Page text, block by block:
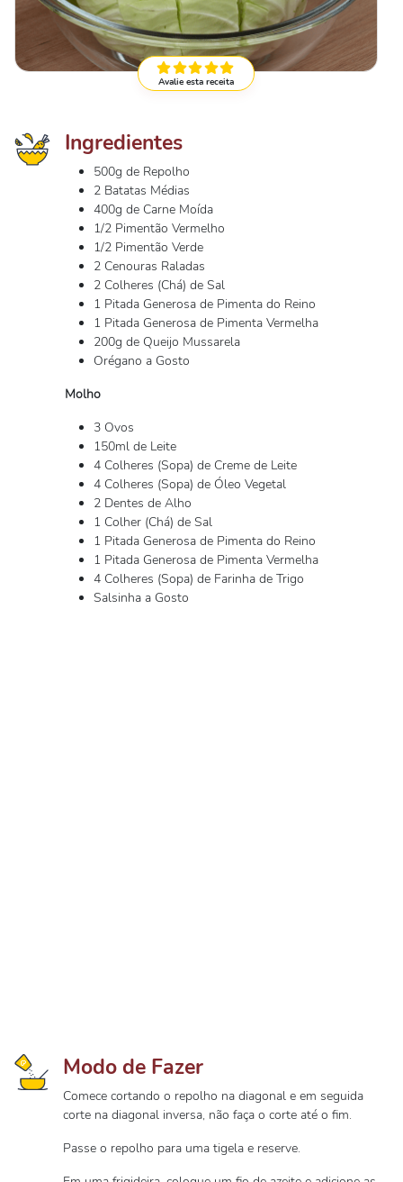
Avalie esta receita
Ingredientes
500g de Repolho
2 Batatas Médias
400g de Carne Moída
1/2 Pimentão Vermelho
1/2 Pimentão Verde
2 Cenouras Raladas
2 Colheres (Chá) de Sal
1 Pitada Generosa de Pimenta do Reino
1 Pitada Generosa de Pimenta Vermelha
200g de Queijo Mussarela
Orégano a Gosto
Molho
3 Ovos
150ml de Leite
4 Colheres (Sopa) de Creme de Leite
4 Colheres (Sopa) de Óleo Vegetal
2 Dentes de Alho
1 Colher (Chá) de Sal
1 Pitada Generosa de Pimenta do Reino
1 Pitada Generosa de Pimenta Vermelha
4 Colheres (Sopa) de Farinha de Trigo
Salsinha a Gosto
Modo de Fazer
Comece cortando o repolho na diagonal e em seguida
corte na diagonal inversa, não faça o corte até o fim.
Passe o repolho para uma tigela e reserve.